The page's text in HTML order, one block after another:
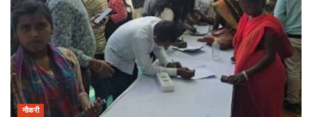
नौकरी